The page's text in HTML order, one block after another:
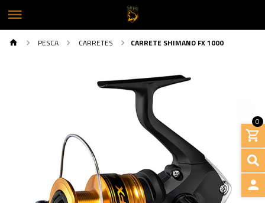
0
PESCA CARRETES CARRETE SHIMANO FX 1000